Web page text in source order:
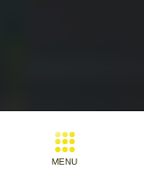
MENU